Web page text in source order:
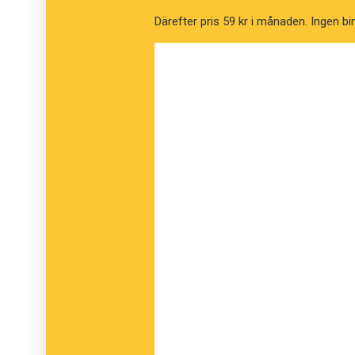
kulturminister Alice Bah Kuhnke, en grundlig
Därefter pris 59 kr i månaden. Ingen